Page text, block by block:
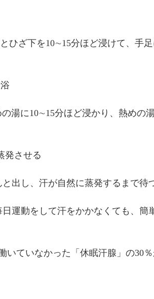
ひざ下を10∼15分ほど浸けて、手
湯に10∼15分ほど浸かり、熱めの
発させる
出し、汗が自然に蒸発するまで待
運動をして汗をかかなくても、簡
いていなかった「休眠汗腺」の30